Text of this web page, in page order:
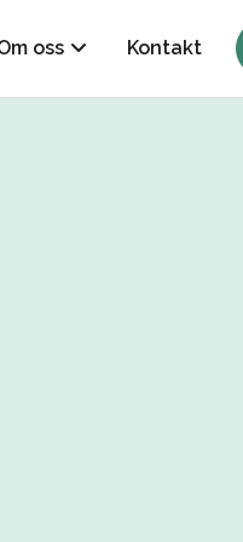
oss Kontakt